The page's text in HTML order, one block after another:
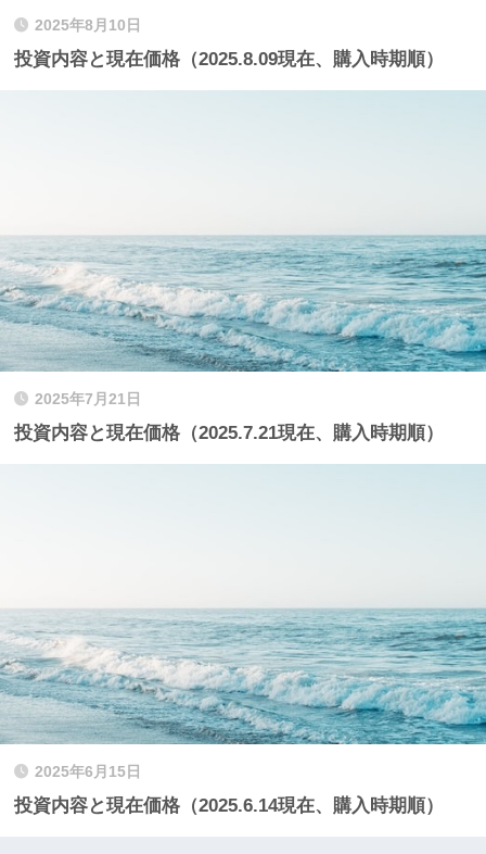
2025年8月10日
投資内容と現在価格（2025.8.09現在、購入時期順）
2025年7月21日
投資内容と現在価格（2025.7.21現在、購入時期順）
2025年6月15日
投資内容と現在価格（2025.6.14現在、購入時期順）